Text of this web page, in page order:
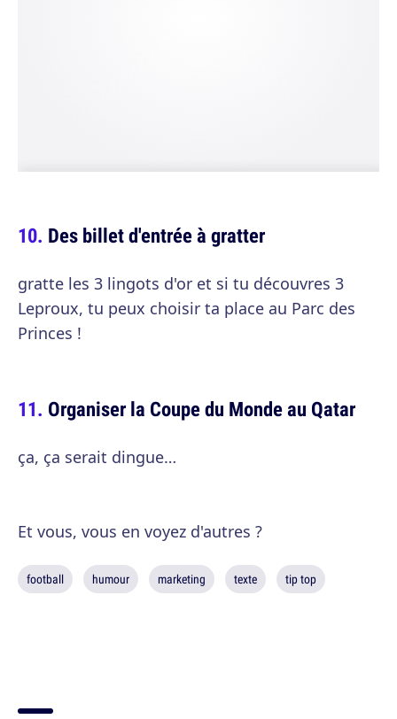
Des billet d'entrée à gratter
gratte les 3 lingots d'or et si tu découvres 3
Leproux, tu peux choisir ta place au Parc des
Princes !
Organiser la Coupe du Monde au Qatar
ça, ça serait dingue…
Et vous, vous en voyez d'autres ?
football humour marketing texte tip top